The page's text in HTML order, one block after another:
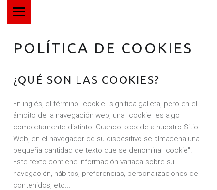
E
M
O
R
G
A
N
K
O
M
P
POLÍTICA DE COOKIES
¿QUÉ SON LAS COOKIES?
En inglés, el término "cookie" significa galleta, pero en el
ámbito de la navegación web, una "cookie" es algo
completamente distinto. Cuando accede a nuestro Sitio
Web, en el navegador de su dispositivo se almacena una
pequeña cantidad de texto que se denomina "cookie".
Este texto contiene información variada sobre su
navegación, hábitos, preferencias, personalizaciones de
contenidos, etc...